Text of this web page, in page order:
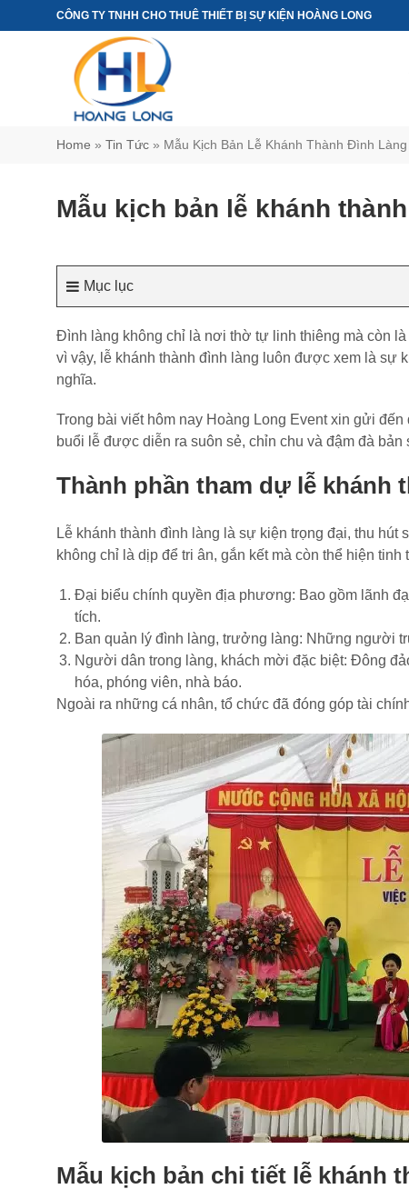
đến
CÔNG TY TNHH CHO THUÊ THIẾT BỊ SỰ KIỆN HOÀNG LONG
Home » Tin Tức » Mẫu Kịch Bản Lễ Khánh Thành Đình
Mẫu kịch bản lễ khánh
Mục lục
Đình làng không chỉ là nơi thờ tự linh thiêng mà còn
vì vậy, lễ khánh thành đình làng luôn được xem là sự
nghĩa.
Trong bài viết hôm nay Hoàng Long Event xin gửi
buổi lễ được diễn ra suôn sẻ, chỉn chu và đậm đà bản
Thành phần tham dự lễ khánh
Lễ khánh thành đình làng là sự kiện trọng đại, thu
không chỉ là dịp để tri ân, gắn kết mà còn thể hiện
Đại biểu chính quyền địa phương: Bao gồm lãnh
tích.
Ban quản lý đình làng, trưởng làng: Những người
Người dân trong làng, khách mời đặc biệt: Đông
hóa, phóng viên, nhà báo.
Ngoài ra những cá nhân, tổ chức đã đóng góp tài
Mẫu kịch bản chi tiết lễ khánh